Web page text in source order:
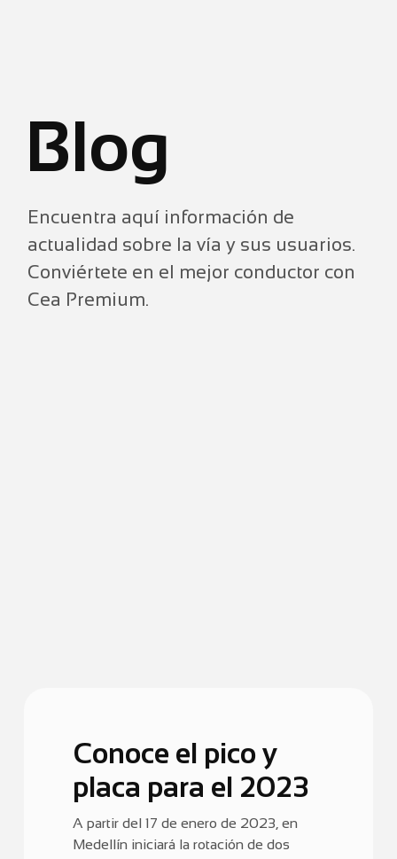
Blog
Encuentra aquí información de
actualidad sobre la vía y sus usuarios.
Conviértete en el mejor conductor con
Cea Premium.
Conoce el pico y
placa para el 2023
A partir del 17 de enero de 2023, en
Medellín iniciará la rotación de dos